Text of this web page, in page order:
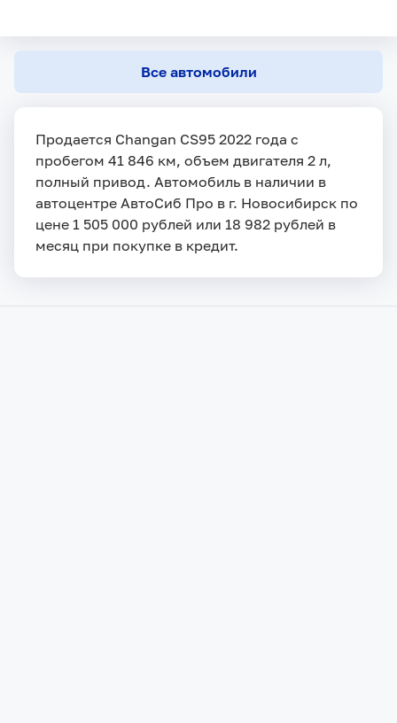
Все автомобили
Продается Changan CS95 2022 года с
пробегом 41 846 км, объем двигателя 2 л,
полный привод. Автомобиль в наличии в
автоцентре АвтоСиб Про в г. Новосибирск по
цене 1 505 000 рублей или 18 982 рублей в
месяц при покупке в кредит.